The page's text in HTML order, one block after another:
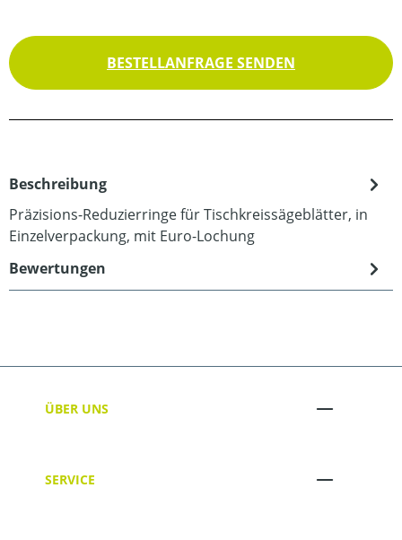
BESTELLANFRAGE SENDEN
Beschreibung
Präzisions-Reduzierringe für Tischkreissägeblätter, in
Einzelverpackung, mit Euro-Lochung
Bewertungen
ÜBER UNS
SERVICE